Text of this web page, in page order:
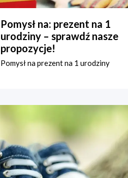
Pomysł na: prezent na 1
urodziny – sprawdź nasze
propozycje!
Pomysł na prezent na 1 urodziny